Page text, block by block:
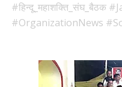
#हिन्दू_महाशक्ति_संघ_बैठक
#OrganizationNews